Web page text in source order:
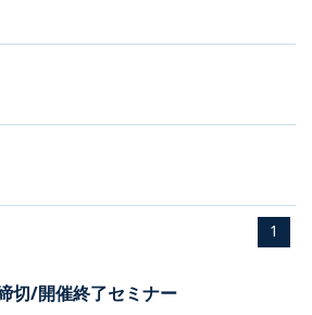
1
切/開催終了セミナー